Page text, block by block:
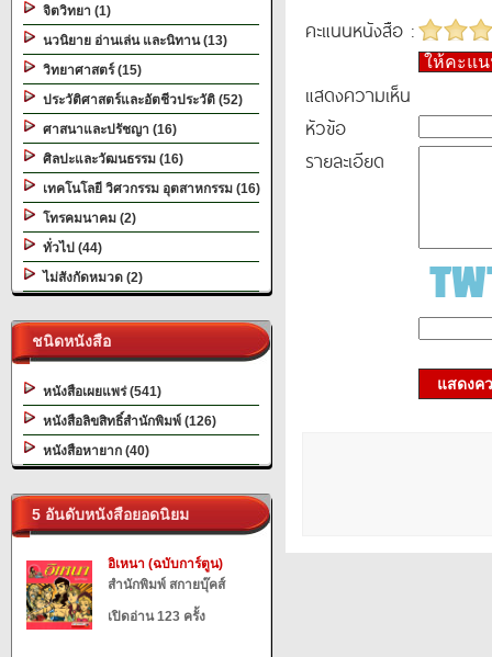
จิตวิทยา (1)
นวนิยาย อ่านเล่น และนิทาน (13)
วิทยาศาสตร์ (15)
ประวัติศาสตร์และอัตชีวประวัติ (52)
ศาสนาและปรัชญา (16)
ศิลปะและวัฒนธรรม (16)
เทคโนโลยี วิศวกรรม อุตสาหกรรม (16)
โทรคมนาคม (2)
ทั่วไป (44)
ไม่สังกัดหมวด (2)
ชนิดหนังสือ
หนังสือเผยแพร่ (541)
หนังสือลิขสิทธิ์สำนักพิมพ์ (126)
หนังสือหายาก (40)
5 อันดับหนังสือยอดนิยม
อิเหนา (ฉบับการ์ตูน)
สำนักพิมพ์ สกายบุ๊คส์
เปิดอ่าน 123 ครั้ง
คะแนนหนังสือ :
ให้คะแ
แสดงความเห็น
หัวข้อ
รายละเอียด
แสดงค